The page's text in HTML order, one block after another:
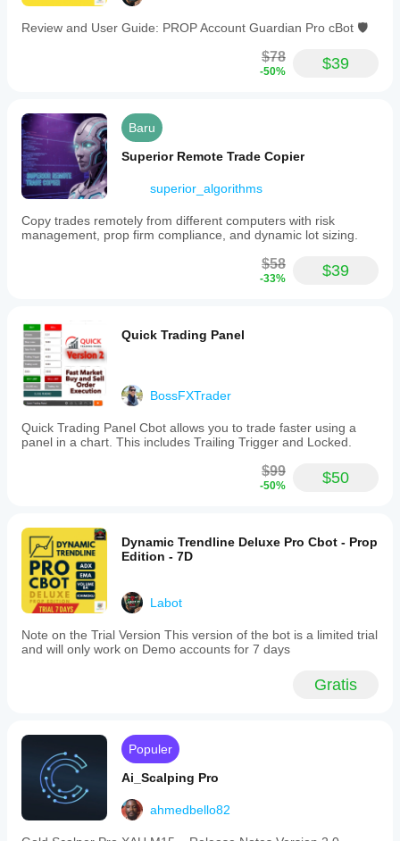
Review and User Guide: PROP Account Guardian Pro cBot 🛡️
$78
-50% $39
Baru
Superior Remote Trade Copier
superior_algorithms
Copy trades remotely from different computers with risk
management, prop firm compliance, and dynamic lot sizing.
$58
-33% $39
Quick Trading Panel
BossFXTrader
Quick Trading Panel Cbot allows you to trade faster using a
panel in a chart. This includes Trailing Trigger and Locked.
$99
-50% $50
Dynamic Trendline Deluxe Pro Cbot - Prop
Edition - 7D
Labot
Note on the Trial Version This version of the bot is a limited trial
and will only work on Demo accounts for 7 days
Gratis
Populer
Ai_Scalping Pro
ahmedbello82